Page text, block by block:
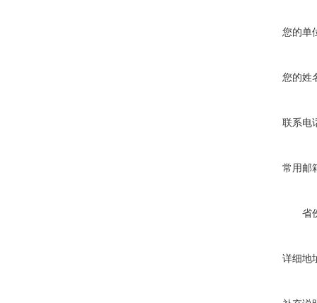
您的单
您的姓
联系电
常用邮
省
详细地